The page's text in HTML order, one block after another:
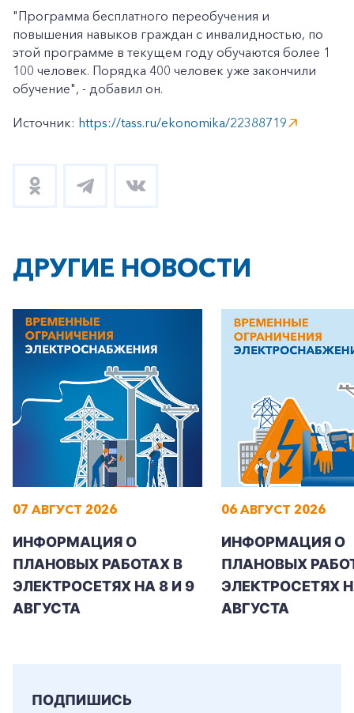
+7-800-700-24-57
Частным клиентам
Корпоративным клиентам
"Программа бесплатного переобучения и
повышения навыков граждан с инвалидностью, по
этой программе в текущем году обучаются более 1
100 человек. Порядка 400 человек уже закончили
обучение", - добавил он.
Источник: https://tass.ru/ekonomika/22388719
ДРУГИЕ НОВОСТИ
07 АВГУСТ 2026
ИНФОРМАЦИЯ О
ПЛАНОВЫХ РАБОТАХ В
ЭЛЕКТРОСЕТЯХ НА 8 И 9
АВГУСТА
06 АВГУСТ 2026
ИНФОРМАЦИЯ О
ПЛАНОВЫХ
ЭЛЕКТРОСЕТЯХ
АВГУСТА
ПОДПИШИСЬ